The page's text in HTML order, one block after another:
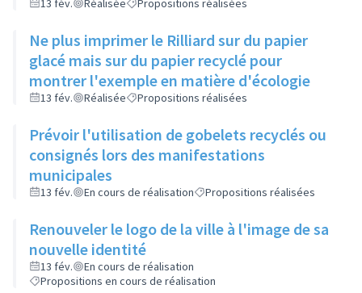
habitants actifs de participer
13 fév. Réalisée Propositions réalisées
Ne plus imprimer le Rilliard sur du papier
glacé mais sur du papier recyclé pour
montrer l'exemple en matière d'écologie
13 fév. Réalisée Propositions réalisées
Prévoir l'utilisation de gobelets recyclés ou
consignés lors des manifestations
municipales
13 fév. En cours de réalisation Propositions réalisées
Renouveler le logo de la ville à l'image de sa
nouvelle identité
13 fév.
En cours de réalisation
Propositions en cours de réalisation